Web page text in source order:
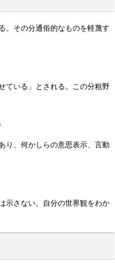
。その分通俗的なものを軽蔑す
ている」とされる。この分粗野
り、何かしらの意思表示、言動
示さない。自分の世界観をわか